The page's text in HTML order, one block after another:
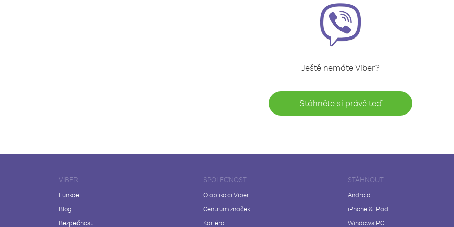
Ještě nemáte Viber?
Stáhněte si právě teď
VIBER
Funkce
Blog
Bezpečnost
SPOLEČNOST
O aplikaci Viber
Centrum značek
Kariéra
STÁHNOUT
Android
iPhone & iPad
Windows PC